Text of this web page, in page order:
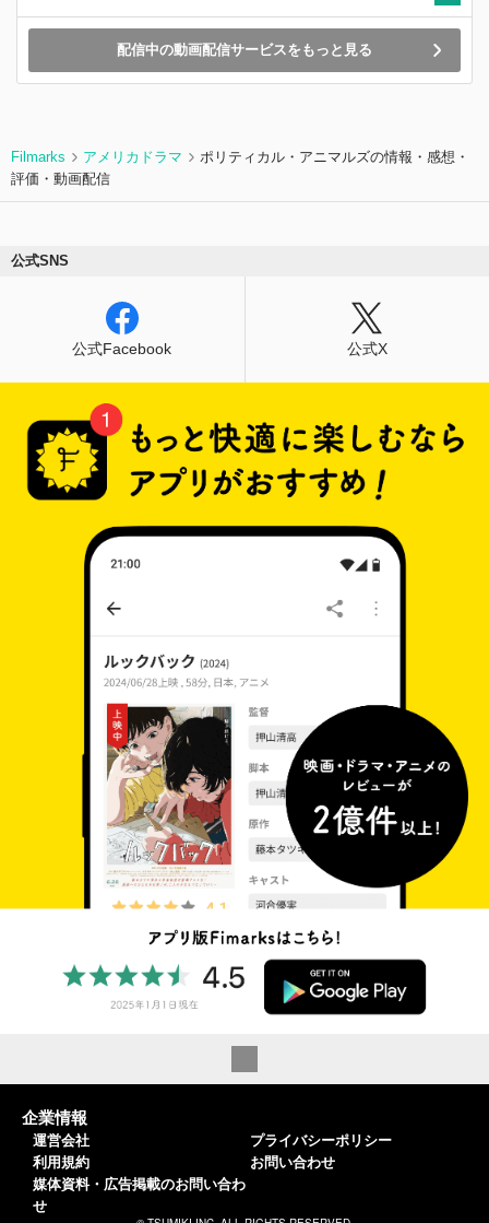
配信中の動画配信サービスをもっと見る
Filmarks アメリカドラマ
ポリティカル・アニマルズの情報・感想・
評価・動画配信
公式SNS
公式Facebook 公式X
企業情報
運営会社
利用規約
媒体資料・広告掲載のお問い合わ
せ
プライバシーポリシー
お問い合わせ